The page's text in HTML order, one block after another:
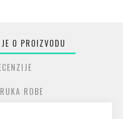
O PROIZVODU
ROBE